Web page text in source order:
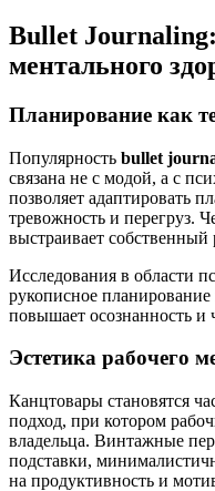
Bullet
ментального
Планирование как
Популярность bullet
связана не с модой, а с
позволяет адаптировать
тревожность и перегруз.
выстраивает собственный
Исследования в области
рукописное
повышает осознанность и
Эстетика рабочего
Канцтовары становятся
подход, при котором
владельца. Винтажные
подставки,
на продуктивность и